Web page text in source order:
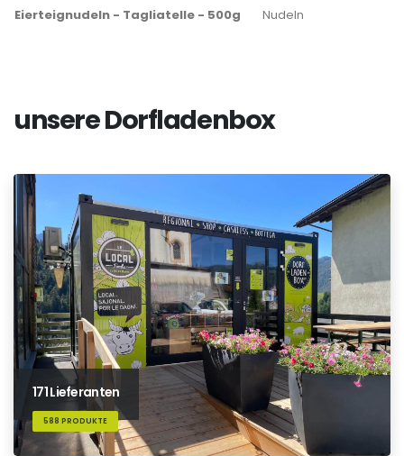
Eierteignudeln - Tagliatelle - 500g
Nudeln
unsere Dorfladenbox
171 Lieferanten
588 PRODUKTE